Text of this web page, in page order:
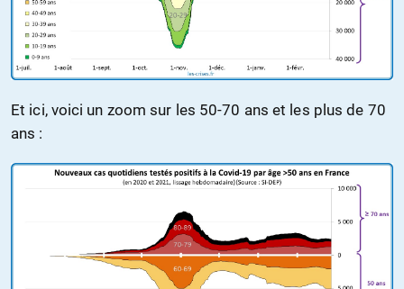
Et ici, voici un zoom sur les 50-70 ans et les plus de 70
ans :